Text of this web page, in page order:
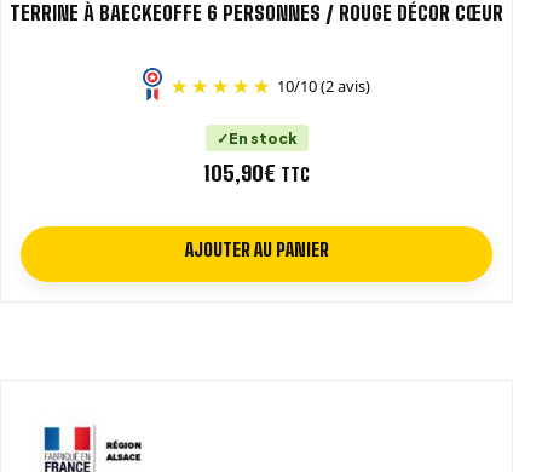
TERRINE À BAECKEOFFE 6 PERSONNES / ROUGE DÉCOR CŒUR
10/10(2 avis)
En stock
105,90€ TTC
AJOUTER AU PANIER